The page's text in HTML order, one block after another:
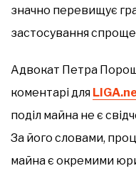
значно перевищує
застосування
Адвокат Петра
коментарі для
поділ майна не є
За його словами,
майна є окремими